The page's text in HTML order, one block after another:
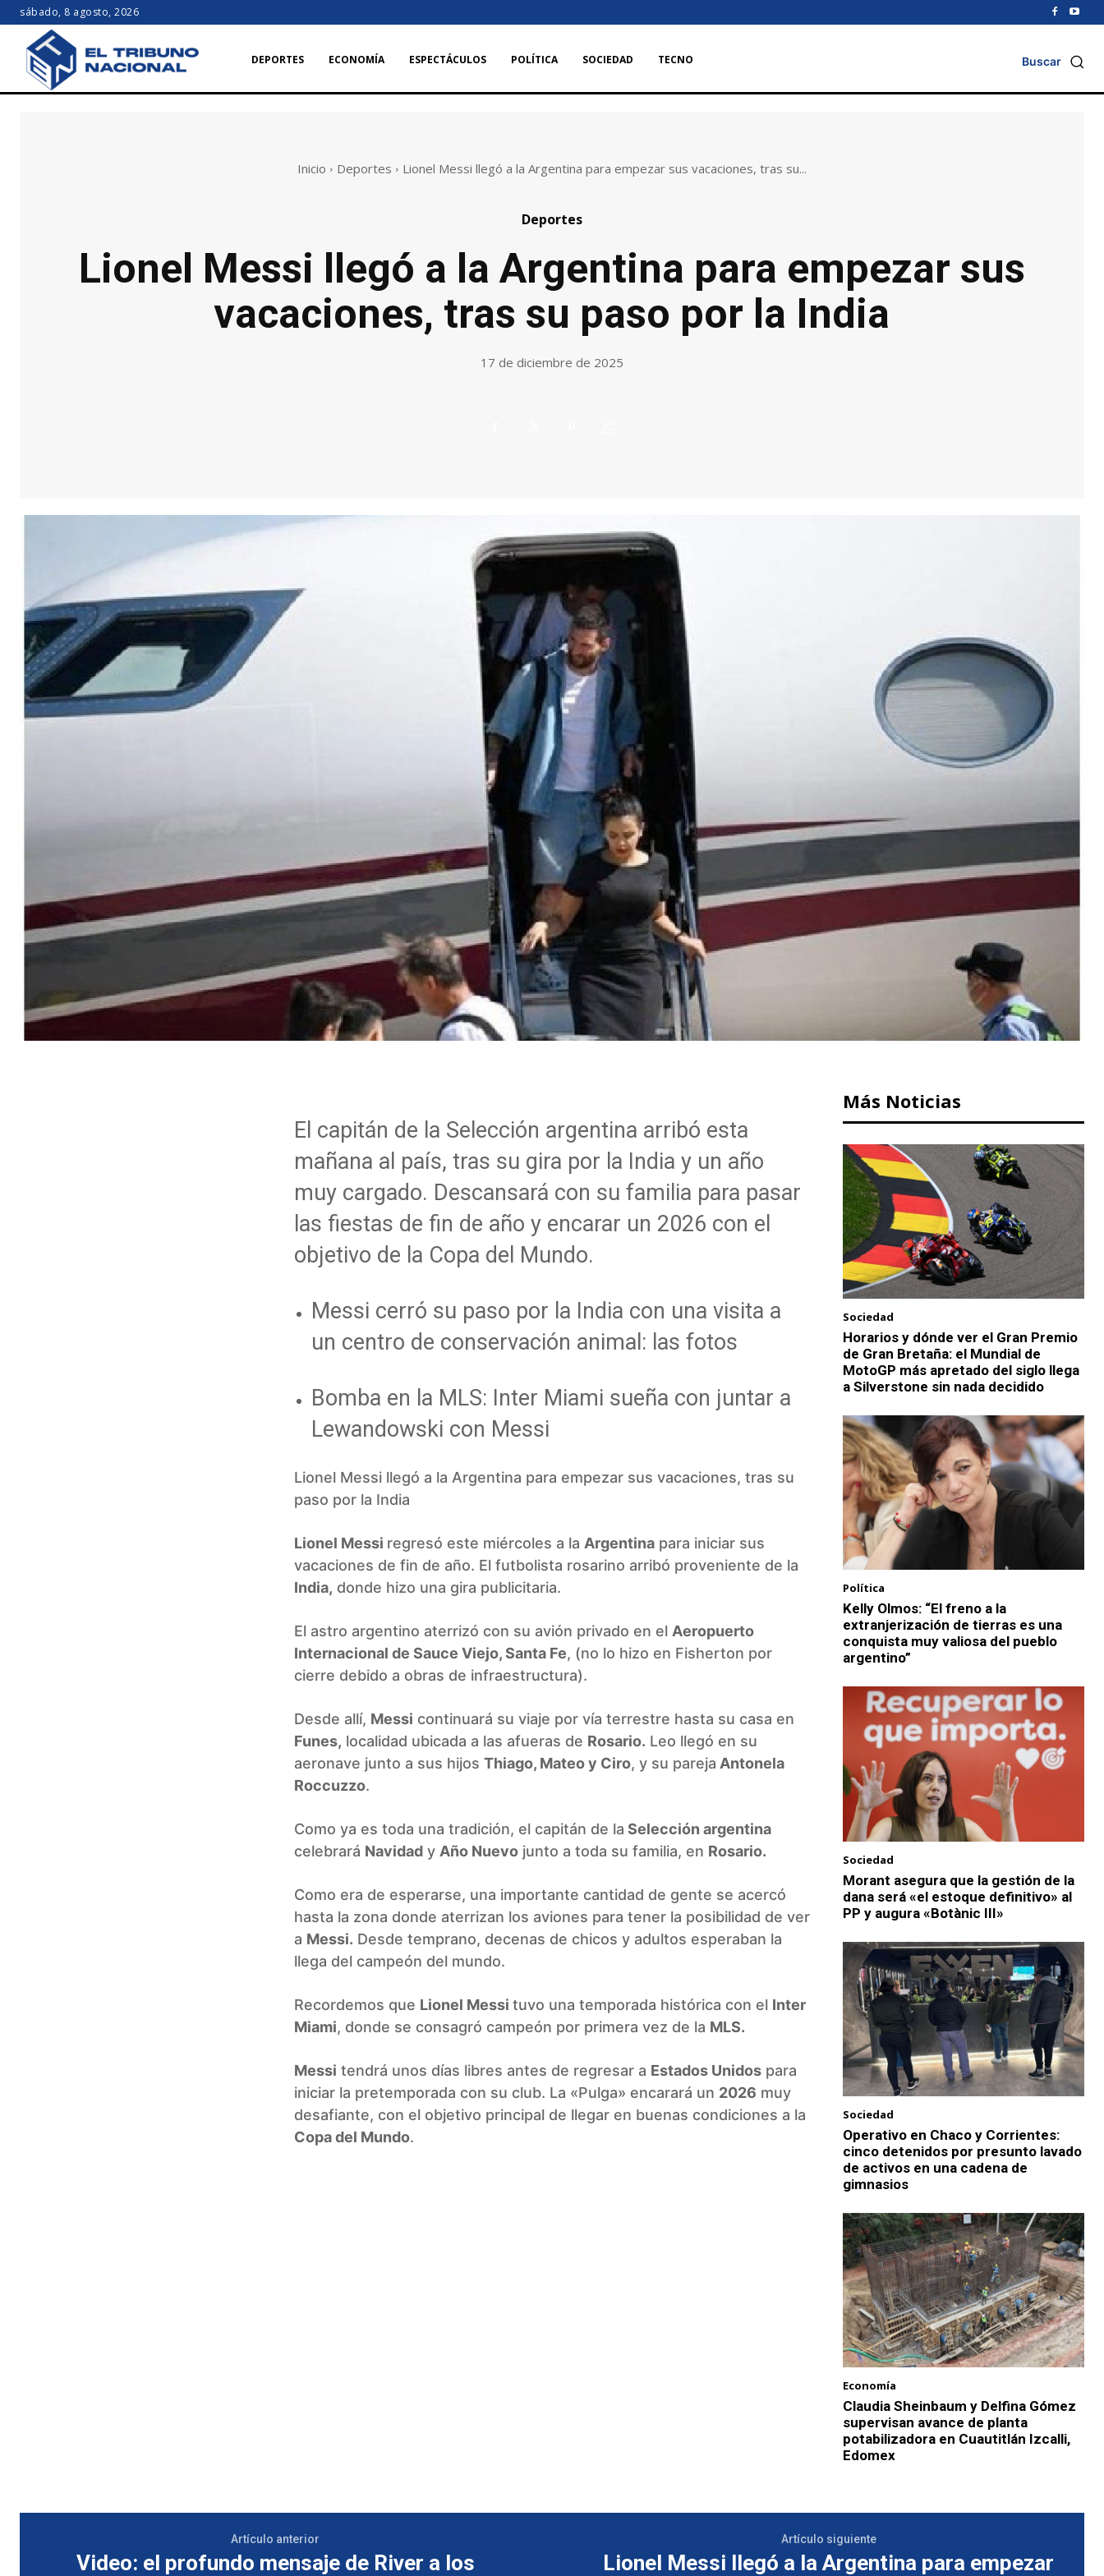
sábado, 8 agosto, 2026
DEPORTES ECONOMÍA ESPECTÁCULOS POLÍTICA SOCIEDAD TECNO Buscar
Inicio Deportes Lionel Messi llegó a la Argentina para empezar sus vacaciones, tras su...
Deportes
Lionel Messi llegó a la Argentina para empezar sus
vacaciones, tras su paso por la India
17 de diciembre de 2025
El capitán de la Selección argentina arribó esta
mañana al país, tras su gira por la India y un año
muy cargado. Descansará con su familia para pasar
las fiestas de fin de año y encarar un 2026 con el
objetivo de la Copa del Mundo.
Messi cerró su paso por la India con una visita a
un centro de conservación animal: las fotos
Bomba en la MLS: Inter Miami sueña con juntar a
Lewandowski con Messi
Lionel Messi llegó a la Argentina para empezar sus vacaciones, tras su
paso por la India
Lionel Messi regresó este miércoles a la Argentina para iniciar sus
vacaciones de fin de año. El futbolista rosarino arribó proveniente de la
India, donde hizo una gira publicitaria.
El astro argentino aterrizó con su avión privado en el Aeropuerto
Internacional de Sauce Viejo, Santa Fe, (no lo hizo en Fisherton por
cierre debido a obras de infraestructura).
Desde allí, Messi continuará su viaje por vía terrestre hasta su casa en
Funes, localidad ubicada a las afueras de Rosario. Leo llegó en su
aeronave junto a sus hijos Thiago, Mateo y Ciro, y su pareja Antonela
Roccuzzo.
Como ya es toda una tradición, el capitán de la Selección argentina
celebrará Navidad y Año Nuevo junto a toda su familia, en Rosario.
Como era de esperarse, una importante cantidad de gente se acercó
hasta la zona donde aterrizan los aviones para tener la posibilidad de ver
a Messi. Desde temprano, decenas de chicos y adultos esperaban la
llega del campeón del mundo.
Recordemos que Lionel Messi tuvo una temporada histórica con el Inter
Miami, donde se consagró campeón por primera vez de la MLS.
Messi tendrá unos días libres antes de regresar a Estados Unidos para
iniciar la pretemporada con su club. La «Pulga» encarará un 2026 muy
desafiante, con el objetivo principal de llegar en buenas condiciones a la
Copa del Mundo.
Más Noticias
Sociedad
Horarios y dónde ver el Gran Premio
de Gran Bretaña: el Mundial de
MotoGP más apretado del siglo llega
a Silverstone sin nada decidido
Política
Kelly Olmos: “El freno a la
extranjerización de tierras es una
conquista muy valiosa del pueblo
argentino”
Sociedad
Morant asegura que la gestión de la
dana será «el estoque definitivo» al
PP y augura «Botànic III»
Sociedad
Operativo en Chaco y Corrientes:
cinco detenidos por presunto lavado
de activos en una cadena de
gimnasios
Economía
Claudia Sheinbaum y Delfina Gómez
supervisan avance de planta
potabilizadora en Cuautitlán Izcalli,
Edomex
Artículo anterior
Video: el profundo mensaje de River a los
Artículo siguiente
Lionel Messi llegó a la Argentina para empezar